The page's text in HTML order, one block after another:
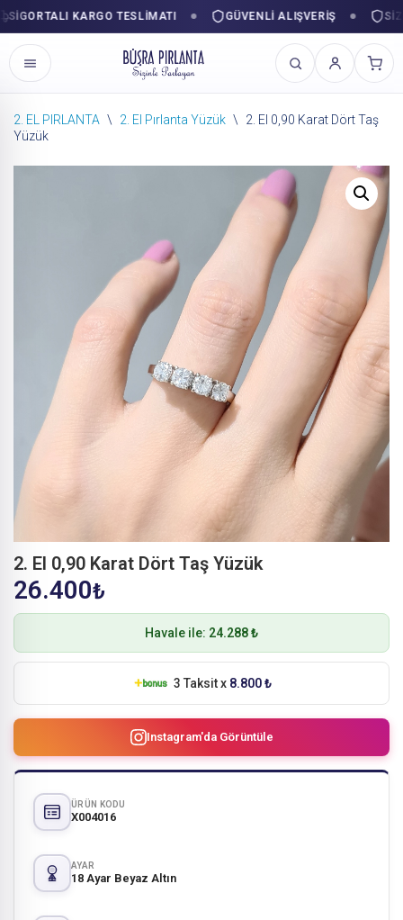
KARGO TESLIMATI GÜVENLI ALIŞVERIŞ
İçeriğe
2. EL PIRLANTA \ 2. El Pırlanta Yüzük \
2. El 0,90 Karat Dört Taş
Yüzük
2. El 0,90 Karat Dört Taş Yüzük
26.400₺
Havale ile: 24.288 ₺
3 Taksit x 8.800 ₺
Instagram'da Görüntüle
ÜRÜN KODU
X004016
AYAR
18 Ayar Beyaz Altın